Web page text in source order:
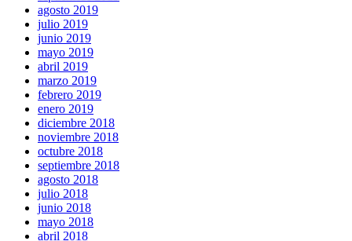
agosto 2019
julio 2019
junio 2019
mayo 2019
abril 2019
marzo 2019
febrero 2019
enero 2019
diciembre 2018
noviembre 2018
octubre 2018
septiembre 2018
agosto 2018
julio 2018
junio 2018
mayo 2018
abril 2018